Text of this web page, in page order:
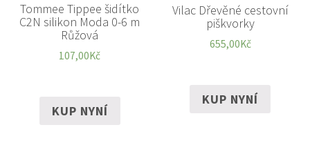
Tommee Tippee šidítko
C2N silikon Moda 0-6 m
Růžová
107,00Kč
KUP NYNÍ
Vilac Dřevěné cestovní
piškvorky
655,00Kč
KUP NYNÍ